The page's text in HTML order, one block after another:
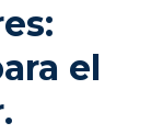
el